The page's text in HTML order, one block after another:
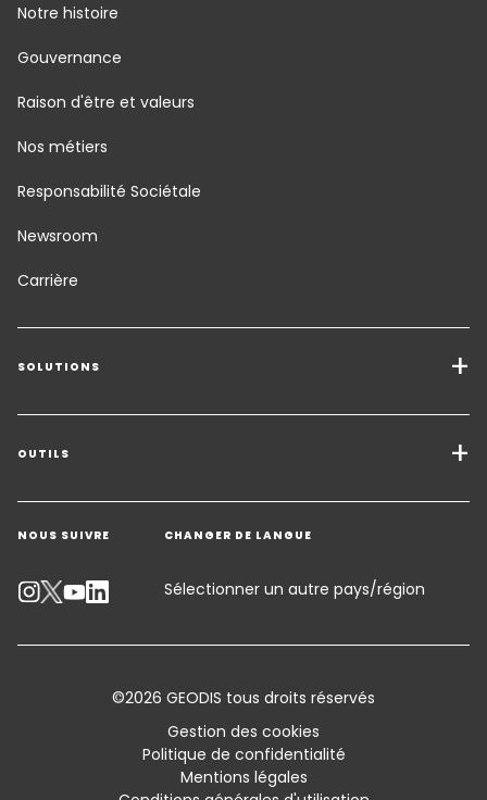
Notre histoire
Gouvernance
Raison d'être et valeurs
Nos métiers
Responsabilité Sociétale
Newsroom
Carrière
SOLUTIONS
Transport de marchandises
Solutions de Fret
Entreposage - Logistique à valeur ajoutée
Secteurs d'activité
OUTILS
Demander un devis
Contacter un expert
Suivre un envoi
Standard Trading Conditions and Certifications
NOUS SUIVRE CHANGER DE LANGUE
Sélectionner un autre pays/région
©2026 GEODIS tous droits réservés
Gestion des cookies
Politique de confidentialité
Mentions légales